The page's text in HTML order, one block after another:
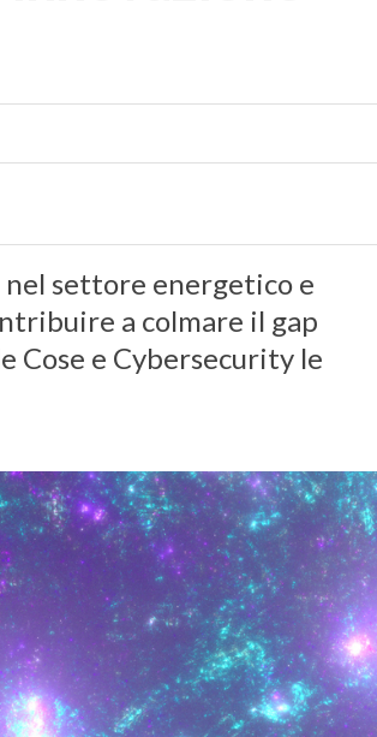
settore energetico e
a colmare il gap
Cose e Cybersecurity le